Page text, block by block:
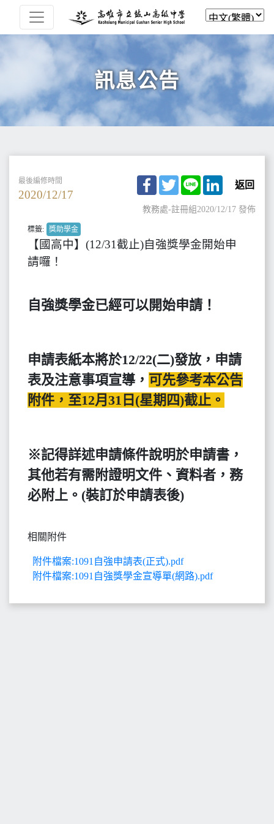
訊息公告
最後編修時間
2020/12/17
Facebook
TwitterLine LinkedIn
返回
教務處-註冊組2020/12/17 發佈
標籤: 獎助學金
【國高中】(12/31截止)自強獎學金開始申
請囉！
自強獎學金已經可以開始申請！
申請表紙本將於12/22(二)發放，申請
表及注意事項宣導， 可先參考本公告
附件，至12月31 日 (星期四)截止。
※記得詳述申請條件說明於申請書，
其他若有需附證明文件、資料者，務
必附上。 (裝訂於申請表後)
相關附件
附件檔案:1091自強申請表(正式).pdf
附件檔案:1091自強獎學金宣導單(網路).pdf